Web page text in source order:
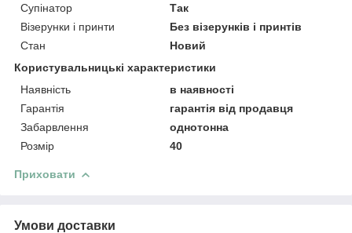
Супінатор
Так
Візерунки і принти
Без візерунків і принтів
Стан
Новий
Користувальницькі характеристики
Наявність
в наявності
Гарантія
гарантія від продавця
Забарвлення
однотонна
Розмір
40
Приховати
Умови доставки